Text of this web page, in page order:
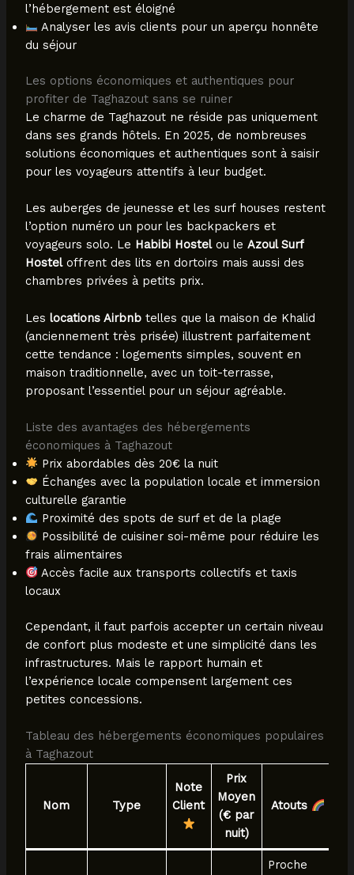
l’hébergement est éloigné
Analyser les avis clients pour un aperçu honnête
du séjour
Les options économiques et authentiques pour
profiter de Taghazout sans se ruiner
Le charme de Taghazout ne réside pas uniquement
dans ses grands hôtels. En 2025, de nombreuses
solutions économiques et authentiques sont à saisir
pour les voyageurs attentifs à leur budget.
Les auberges de jeunesse et les surf houses restent
l’option numéro un pour les backpackers et
voyageurs solo. Le Habibi Hostelou le Azoul Surf
Hosteloffrent des lits en dortoirs mais aussi des
chambres privées à petits prix.
Les locations Airbnbtelles que la maison de Khalid
(anciennement très prisée) illustrent parfaitement
cette tendance : logements simples, souvent en
maison traditionnelle, avec un toit-terrasse,
proposant l’essentiel pour un séjour agréable.
Liste des avantages des hébergements
économiques à Taghazout
Prix abordables dès 20€ la nuit
Échanges avec la population locale et immersion
culturelle garantie
Proximité des spots de surf et de la plage
Possibilité de cuisiner soi-même pour réduire les
frais alimentaires
Accès facile aux transports collectifs et taxis
locaux
Cependant, il faut parfois accepter un certain niveau
de confort plus modeste et une simplicité dans les
infrastructures. Mais le rapport humain et
l’expérience locale compensent largement ces
petites concessions.
Tableau des hébergements économiques populaires
à Taghazout
Nom Type
Note
Client
Prix
Moyen
(€ par
nuit)
Atouts
Proche